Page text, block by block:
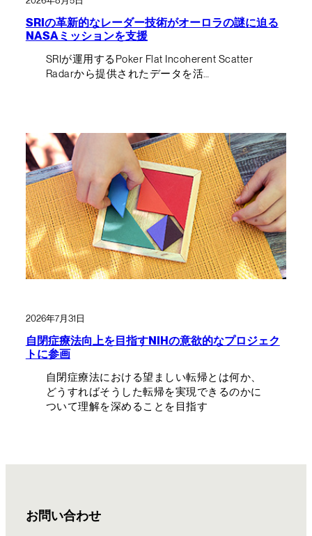
SRIの革新的なレーダー技術がオーロラの謎に迫る
NASAミッションを支援
SRIが運用するPoker Flat Incoherent Scatter
Radarから提供されたデータを活…
2026年7月31日
自閉症療法向上を目指すNIHの意欲的なプロジェク
トに参画
自閉症療法における望ましい転帰とは何か、
どうすればそうした転帰を実現できるのかに
ついて理解を深めることを目指す
お問い合わせ